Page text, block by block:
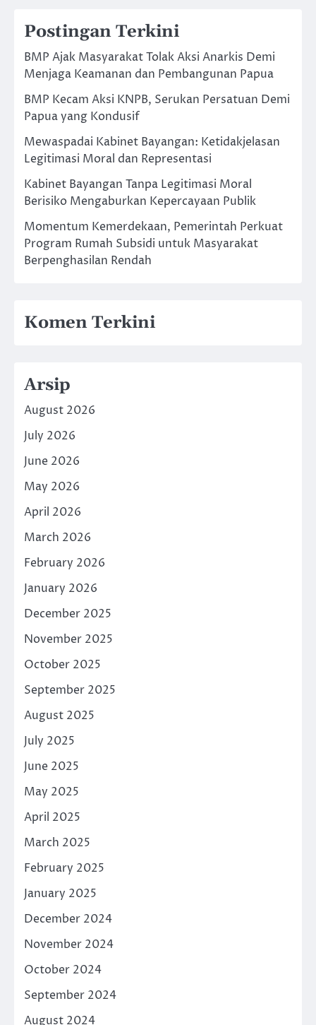
Postingan Terkini
BMP Ajak Masyarakat Tolak Aksi Anarkis Demi
Menjaga Keamanan dan Pembangunan Papua
BMP Kecam Aksi KNPB, Serukan Persatuan Demi
Papua yang Kondusif
Mewaspadai Kabinet Bayangan: Ketidakjelasan
Legitimasi Moral dan Representasi
Kabinet Bayangan Tanpa Legitimasi Moral
Berisiko Mengaburkan Kepercayaan Publik
Momentum Kemerdekaan, Pemerintah Perkuat
Program Rumah Subsidi untuk Masyarakat
Berpenghasilan Rendah
Komen Terkini
Arsip
August 2026
July 2026
June 2026
May 2026
April 2026
March 2026
February 2026
January 2026
December 2025
November 2025
October 2025
September 2025
August 2025
July 2025
June 2025
May 2025
April 2025
March 2025
February 2025
January 2025
December 2024
November 2024
October 2024
September 2024
August 2024